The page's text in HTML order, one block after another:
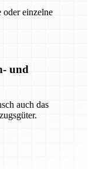
einzelne
und
auch das